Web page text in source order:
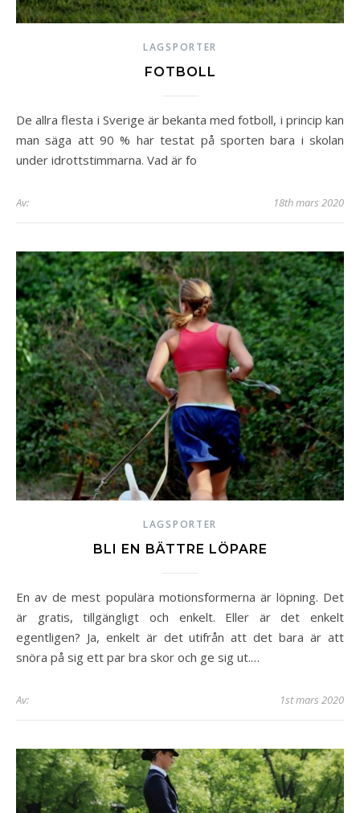
LAGSPORTER
FOTBOLL
De allra flesta i Sverige är bekanta med fotboll, i princip kan
man säga att 90 % har testat på sporten bara i skolan
under idrottstimmarna. Vad är fo
Av: 18th mars 2020
LAGSPORTER
BLI EN BÄTTRE LÖPARE
En av de mest populära motionsformerna är löpning. Det
är gratis, tillgängligt och enkelt. Eller är det enkelt
egentligen? Ja, enkelt är det utifrån att det bara är att
snöra på sig ett par bra skor och ge sig ut.…
Av: 1st mars 2020